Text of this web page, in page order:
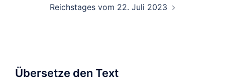
Reichstages vom 22. Juli 2023
Übersetze den Text